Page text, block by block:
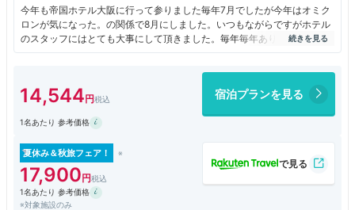
今年も帝国ホテル大阪に行って参りました毎年7月でしたが今年はオミク
ロンが気になった。の関係で8月にしました。いつもながらですがホテル
のスタッフにはとても大事にして頂きました。毎年毎年ありがとうござい
ますと言われてちょっと上機嫌な気持ちになりました。
14,544 宿泊プランを見る
1名あたり 参考価格
夏休み＆秋旅フェア！
17,900
1名あたり 参考価格
※対象施設のみ